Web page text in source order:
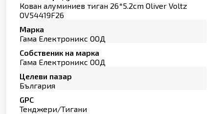
Кован алуминиев тиган 26*5.2cm Oliver Voltz
OV54419F26
Марка
Гама Електроникс ООД
Собственик на марка
Гама Електроникс ООД
Целеви пазар
България
GPC
Тенджери/Тигани